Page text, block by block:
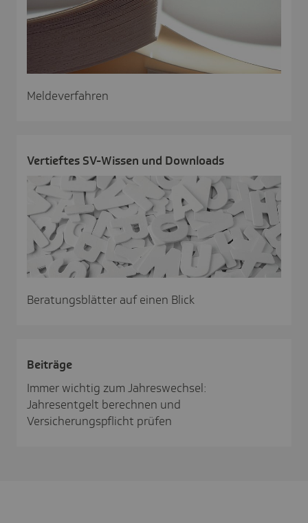
Meldeverfahren
Vertieftes SV-Wissen und Down­loads
Beratungsblätter auf einen Blick
Beiträge
Immer wichtig zum Jahreswechsel:
Jahresentgelt berechnen und
Versicherungspflicht prüfen